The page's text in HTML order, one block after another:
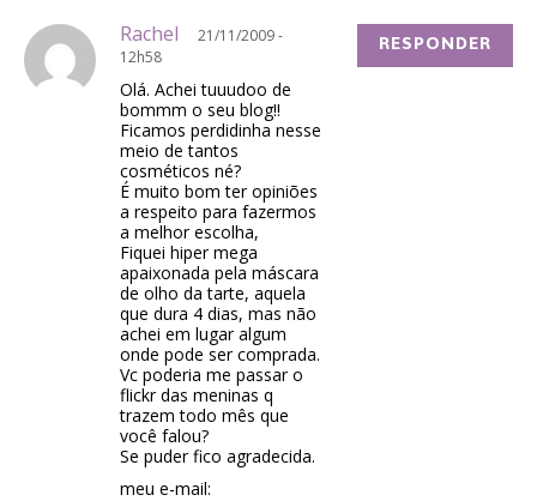
Rachel
21/11/2009 -
12h58
Olá. Achei tuuudoo de
bommm o seu blog!!
Ficamos perdidinha nesse
meio de tantos
cosméticos né?
É muito bom ter opiniões
a respeito para fazermos
a melhor escolha,
Fiquei hiper mega
apaixonada pela máscara
de olho da tarte, aquela
que dura 4 dias, mas não
achei em lugar algum
onde pode ser comprada.
Vc poderia me passar o
flickr das meninas q
trazem todo mês que
você falou?
Se puder fico agradecida.
meu e-mail:
RESPONDER